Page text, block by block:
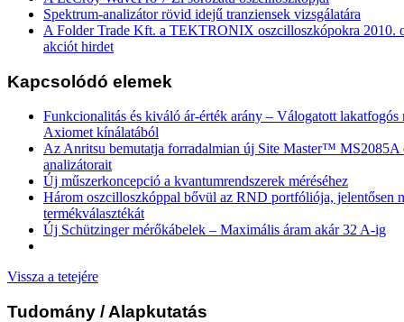
Spektrum-analizátor rövid idejű tranziensek vizsgálatára
A Folder Trade Kft. a TEKTRONIX oszcilloszkópokra 2010.
akciót hirdet
Kapcsolódó elemek
Funkcionalitás és kiváló ár-érték arány – Válogatott lakatfogós
Axiomet kínálatából
Az Anritsu bemutatja forradalmian új Site Master™ MS2085A
analizátorait
Új műszerkoncepció a kvantumrendszerek méréséhez
Három oszcilloszkóppal bővül az RND portfóliója, jelentősen
termékválasztékát
Új Schützinger mérőkábelek – Maximális áram akár 32 A-ig
Vissza a tetejére
Tudomány / Alapkutatás